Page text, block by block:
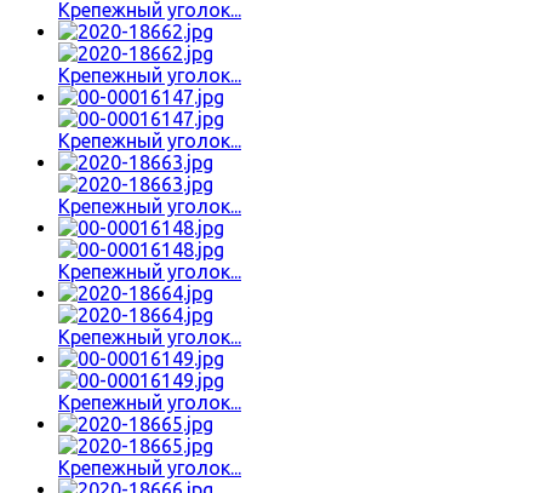
Крепежный уголок...
Крепежный уголок...
Крепежный уголок...
Крепежный уголок...
Крепежный уголок...
Крепежный уголок...
Крепежный уголок...
Крепежный уголок...